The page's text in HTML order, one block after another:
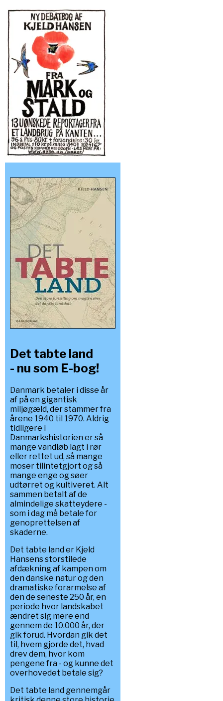
Det tabte land
- nu som E-bog!
Danmark betaler i disse år
af på en gigantisk
miljøgæld, der stammer fra
årene 1940 til 1970. Aldrig
tidligere i
Danmarkshistorien er så
mange vandløb lagt i rør
eller rettet ud, så mange
moser tilintetgjort og så
mange enge og søer
udtørret og kultiveret. Alt
sammen betalt af de
almindelige skatteydere -
som i dag må betale for
genoprettelsen af
skaderne.
Det tabte land er Kjeld
Hansens storstilede
afdækning af kampen om
den danske natur og den
dramatiske forarmelse af
den de seneste 250 år, en
periode hvor landskabet
ændret sig mere end
gennem de 10.000 år, der
gik forud. Hvordan gik det
til, hvem gjorde det, hvad
drev dem, hvor kom
pengene fra - og kunne det
overhovedet betale sig?
Det tabte land gennemgår